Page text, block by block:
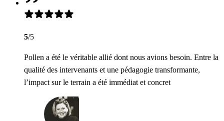
5/5
Pollen a été le véritable allié dont nous avions besoin. Entre la
qualité des intervenants et une pédagogie transformante,
l’impact sur le terrain a été immédiat et concret